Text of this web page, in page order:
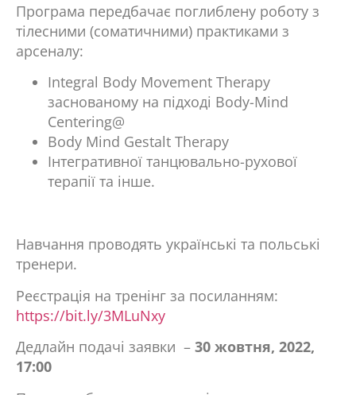
Програма передбачає поглиблену роботу з
тілесними (соматичними) практиками з
арсеналу:
Integral Body Movement Therapy
заснованому на підході Body-Mind
Centering@
Body Mind Gestalt Therapy
Інтегративної танцювально-рухової
терапії та інше.
Навчання проводять українські та польські
тренери.
Реєстрація на тренінг за посиланням:
https://bit.ly/3MLuNxy
Дедлайн подачі заявки – 30 жовтня, 2022,
17:00